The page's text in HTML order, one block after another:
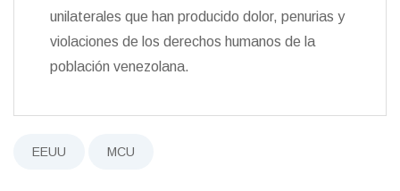
unilaterales que han producido dolor, penurias y
violaciones de los derechos humanos de la
población venezolana.
EEUU MCU